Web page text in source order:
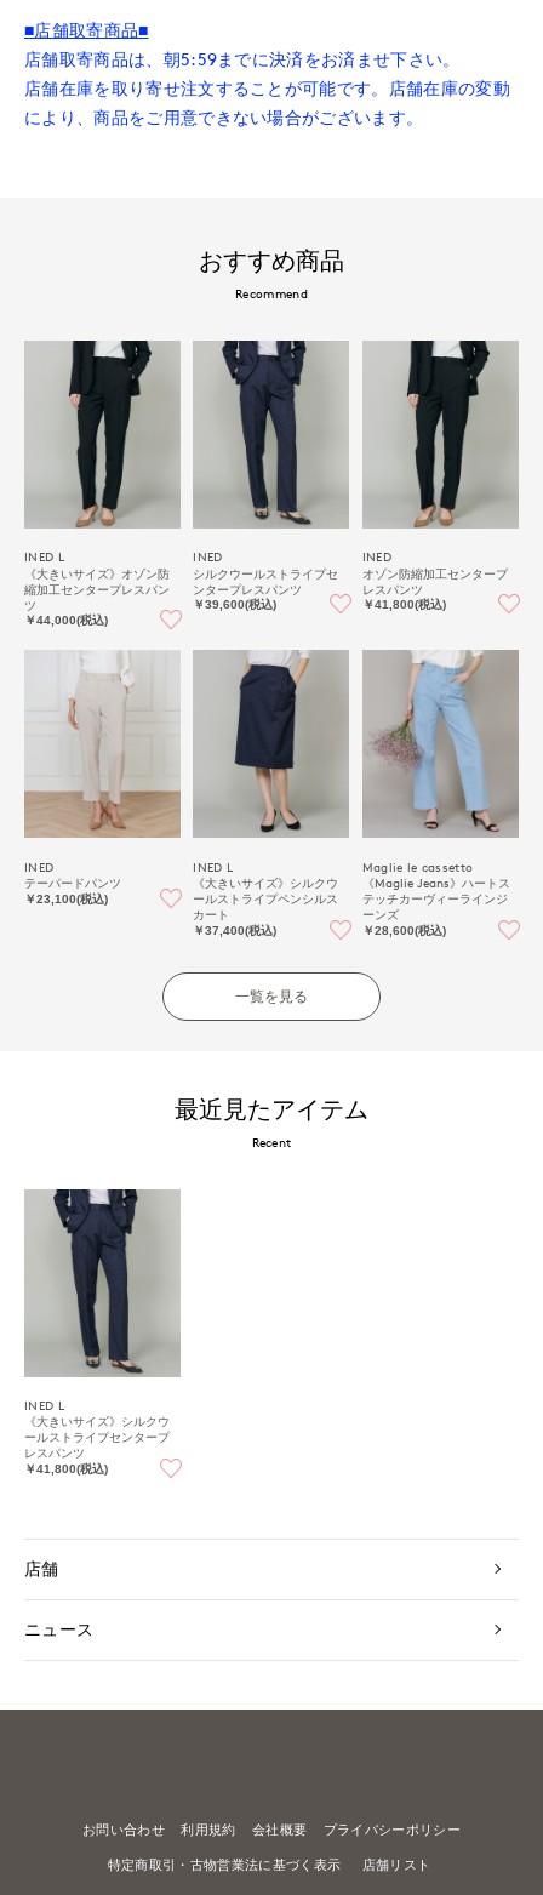
■店舗取寄商品■
店舗取寄商品は、朝5:59までに決済をお済ませ下さい。
店舗在庫を取り寄せ注文することが可能です。店舗在庫の変動
により、商品をご用意できない場合がございます。
おすすめ商品
Recommend
INED L
《大きいサイズ》オゾン防
縮加工センタープレスパン
ツ
￥44,000(税込)
INED
シルクウールストライプセ
ンタープレスパンツ
￥39,600(税込)
INED
オゾン防縮加工センタープ
レスパンツ
￥41,800(税込)
INED
テーパードパンツ
￥23,100(税込)
INED L
《大きいサイズ》シルクウ
ールストライプペンシルス
カート
￥37,400(税込)
Maglie le cassetto
《Maglie Jeans》ハートス
テッチカーヴィーラインジ
ーンズ
￥28,600(税込)
一覧を見る
最近見たアイテム
Recent
INED L
《大きいサイズ》シルクウ
ールストライプセンタープ
レスパンツ
￥41,800(税込)
店舗
ニュース
お問い合わせ 利用規約 会社概要 プライバシーポリシー
特定商取引・古物営業法に基づく表示 店舗リスト